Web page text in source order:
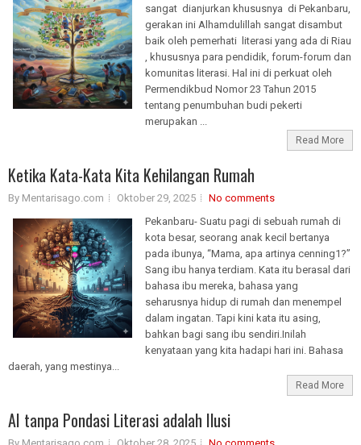
sangat dianjurkan khususnya di Pekanbaru,
gerakan ini Alhamdulillah sangat disambut
baik oleh pemerhati literasi yang ada di Riau
, khususnya para pendidik, forum-forum dan
komunitas literasi. Hal ini di perkuat oleh
Permendikbud Nomor 23 Tahun 2015
tentang penumbuhan budi pekerti
merupakan ...
Read More
Ketika Kata-Kata Kita Kehilangan Rumah
By Mentarisago.com Oktober 29, 2025
No comments
Pekanbaru- Suatu pagi di sebuah rumah di
kota besar, seorang anak kecil bertanya
pada ibunya, “Mama, apa artinya cenning1?”
Sang ibu hanya terdiam. Kata itu berasal dari
bahasa ibu mereka, bahasa yang
seharusnya hidup di rumah dan menempel
dalam ingatan. Tapi kini kata itu asing,
bahkan bagi sang ibu sendiri.Inilah
kenyataan yang kita hadapi hari ini. Bahasa
daerah, yang mestinya...
Read More
AI tanpa Pondasi Literasi adalah Ilusi